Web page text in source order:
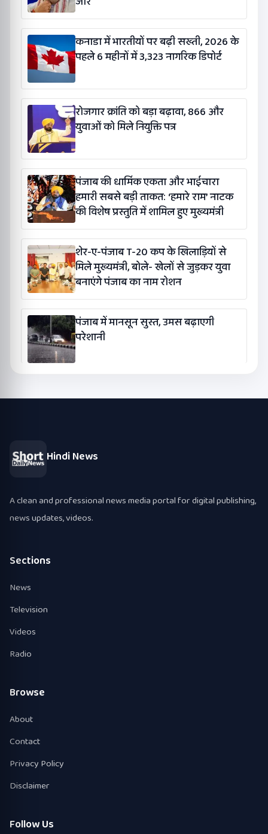
कनाडा में भारतीयों पर बढ़ी सख्ती, 2026 के
पहले 6 महीनों में 3,323 नागरिक डिपोर्ट
रोजगार क्रांति को बड़ा बढ़ावा, 866 और
युवाओं को मिले नियुक्ति पत्र
पंजाब की धार्मिक एकता और भाईचारा
हमारी सबसे बड़ी ताकत: ‘हमारे राम’ नाटक
की विशेष प्रस्तुति में शामिल हुए मुख्यमंत्री
शेर-ए-पंजाब T-20 कप के खिलाड़ियों से
मिले मुख्यमंत्री, बोले- खेलों से जुड़कर युवा
बनाएंगे पंजाब का नाम रोशन
पंजाब में मानसून सुस्त, उमस बढ़ाएगी
परेशानी
Hindi News
A clean and professional news media portal for digital publishing,
news updates, videos.
Sections
News
Television
Videos
Radio
Browse
About
Contact
Privacy Policy
Disclaimer
Follow Us